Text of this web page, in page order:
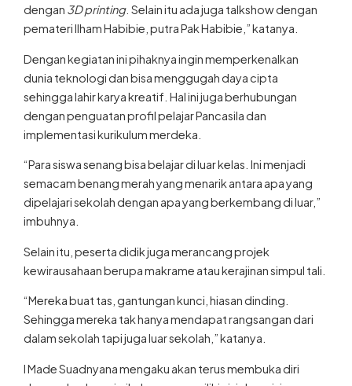
dengan 3D printing. Selain itu ada juga talkshow dengan
pemateri Ilham Habibie, putra Pak Habibie,” katanya.
Dengan kegiatan ini pihaknya ingin memperkenalkan
dunia teknologi dan bisa menggugah daya cipta
sehingga lahir karya kreatif. Hal ini juga berhubungan
dengan penguatan profil pelajar Pancasila dan
implementasi kurikulum merdeka.
“Para siswa senang bisa belajar di luar kelas. Ini menjadi
semacam benang merah yang menarik antara apa yang
dipelajari sekolah dengan apa yang berkembang di luar,”
imbuhnya.
Selain itu, peserta didik juga merancang projek
kewirausahaan berupa makrame atau kerajinan simpul tali.
“Mereka buat tas, gantungan kunci, hiasan dinding.
Sehingga mereka tak hanya mendapat rangsangan dari
dalam sekolah tapi juga luar sekolah,” katanya.
I Made Suadnyana mengaku akan terus membuka diri